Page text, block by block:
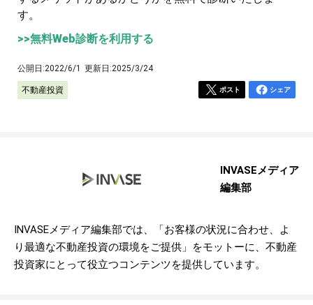
す。
>>無料Web診断を利用する
公開日:2022/6/1 更新日:2025/3/24
不動産投資 ポスト シェア
INVASEメディア
編集部
INVASEメディア編集部では、「お客様の状況に合わせ、よ
り最適な不動産投資の環境をご提供」をモットーに、不動産
投資家にとって役立つコンテンツを提供しています。